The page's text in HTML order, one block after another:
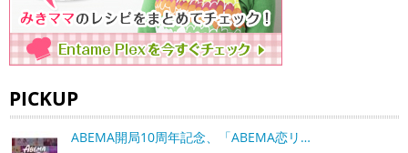
PICKUP
ABEMA開局10周年記念、「ABEMA恋リ…